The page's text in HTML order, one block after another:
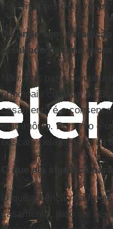
casam antes de
De onde vem a
resultado de uma
Não. Faz parte da
principais culturas da
casamento é o
matrimônio. Portanto é
buscam pela bênção da
O que ela significa
O que a bênção da
casamento, tudo vai